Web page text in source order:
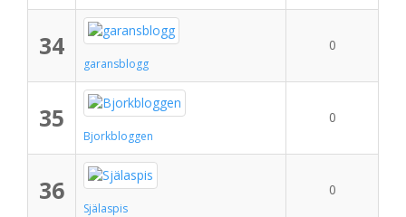
34
garansblogg
0
35
Bjorkbloggen
0
36
Själaspis
0